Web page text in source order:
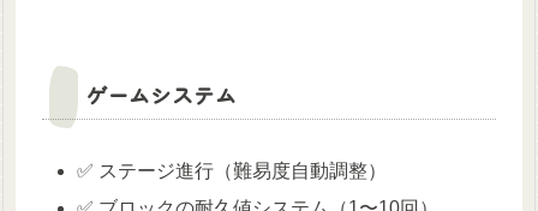
ゲームシステム
✅ ステージ進行（難易度自動調整）